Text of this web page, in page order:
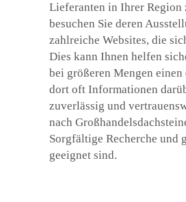
Lieferanten in Ihrer Region
besuchen Sie deren
zahlreiche Websites, die
Dies kann Ihnen helfen
bei größeren Mengen
dort oft Informationen
zuverlässig und
nach
Sorgfältige Recherche und
geeignet sind.